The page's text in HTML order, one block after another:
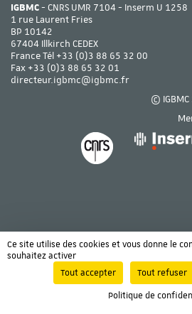
IGBMC- CNRS UMR 7104 - Inserm U 1258
1 rue Laurent Fries
BP 10142
67404 Illkirch CEDEX
France Tél +33 (0)3 88 65 32 00
Fax +33 (0)3 88 65 32 01
directeur.igbmc@igbmc.fr
©
Ce site utilise des cookies et vous donne le
souhaitez activer
Tout accepter
Tout refuser
Politique de